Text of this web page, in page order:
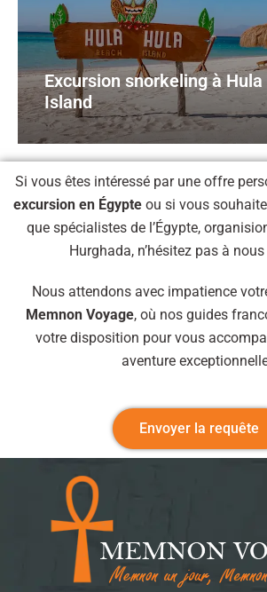
Excursion snorkeling à Hula
Island
Si vous êtes intéressé par une offre
excursion en Égypteou si vous
que spécialistes de l’Égypte,
Hurghada, n’hésitez pas à
Nous attendons avec impatience
Memnon Voyage, où nos guides
votre disposition pour vous
aventure
Envoyer la requête